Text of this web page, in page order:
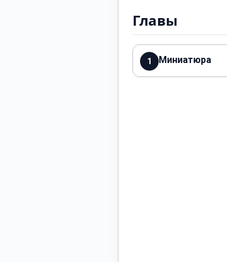
Главы
1 Миниатюра